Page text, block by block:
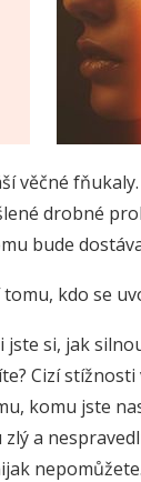
věčné
drobné
bude
kdo se
jste si, jak
Cizí
komu jste
a
nepomůžete.